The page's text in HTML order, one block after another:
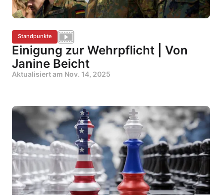
Standpunkte
Einigung zur Wehrpflicht | Von
Janine Beicht
Aktualisiert am Nov. 14, 2025